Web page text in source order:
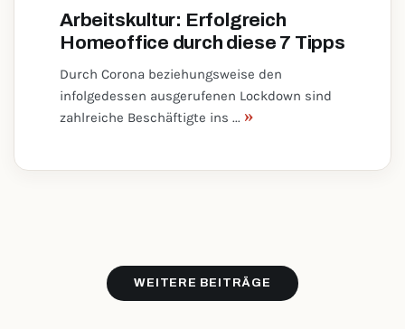
Arbeitskultur: Erfolgreich
Homeoffice durch diese 7 Tipps
Durch Corona beziehungsweise den
infolgedessen ausgerufenen Lockdown sind
zahlreiche Beschäftigte ins ... »
WEITERE BEITRÄGE